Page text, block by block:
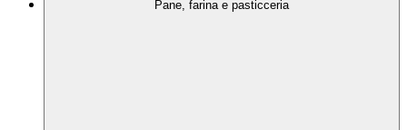
Pane, farina e pasticceria